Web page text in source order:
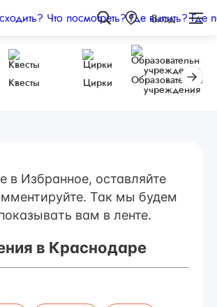
Вход
Квесты Цирки
Образовательные
учреждения
в Избранное, оставляйте
Так мы будем
вам в ленте.
в Краснодаре